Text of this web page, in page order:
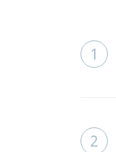
1
2